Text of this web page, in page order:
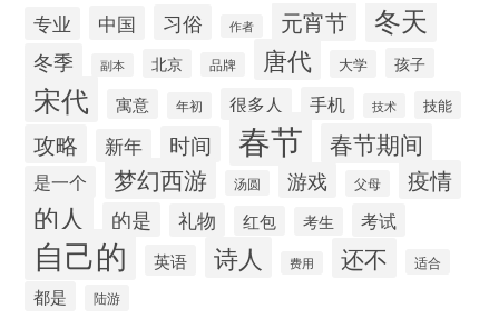
专业 中国 习俗 作者 元宵节 冬天
冬季 副本 北京 品牌 唐代 大学 孩子
宋代 寓意 年初 很多人 手机 技术 技能
攻略 新年 时间 春节 春节期间
是一个 梦幻西游 汤圆 游戏 父母 疫情
的人 的是 礼物 红包 考生 考试
自己的 英语 诗人 费用 还不 适合
都是 陆游